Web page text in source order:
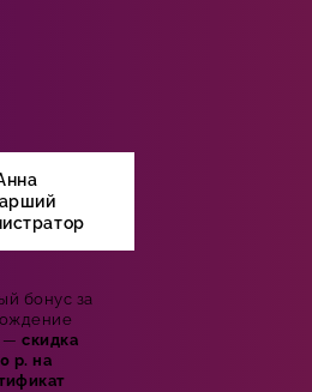
бонус за
—скидка
р. на